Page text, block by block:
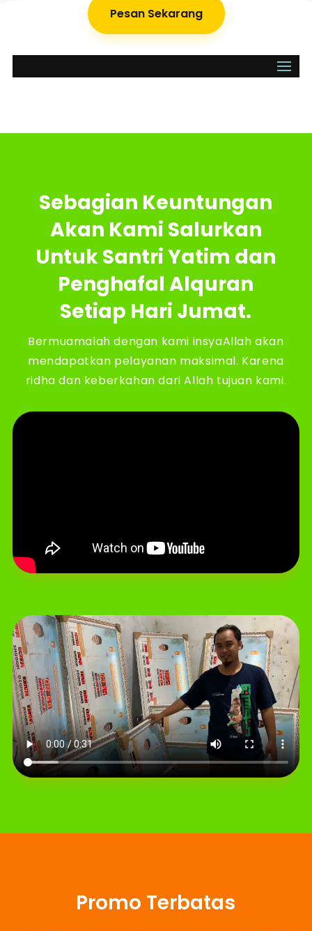
Pesan Sekarang
Sebagian Keuntungan
Akan Kami Salurkan
Untuk Santri Yatim dan
Penghafal Alquran
Setiap Hari Jumat.
Bermuamalah dengan kami insyaAllah akan
mendapatkan pelayanan maksimal. Karena
ridha dan keberkahan dari Allah tujuan kami.
Promo Terbatas